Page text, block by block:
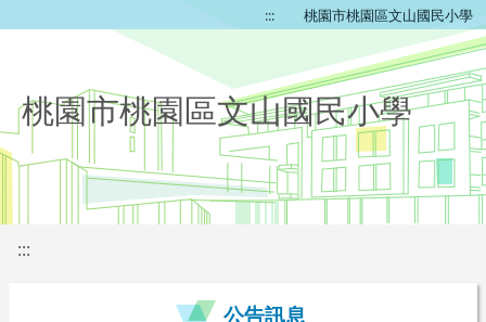
::: 桃園市桃園區文山國民小學
桃園市桃園區文山國民小學
:::
公告訊息